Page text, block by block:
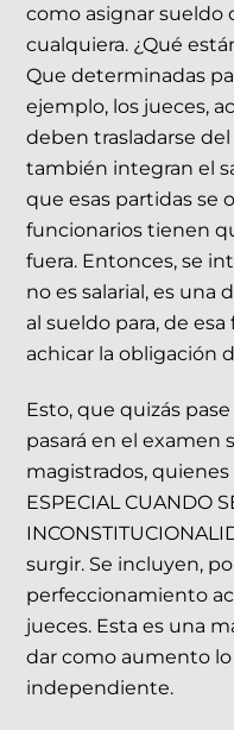
como asignar sueldo
cualquiera. ¿Qué
Que determinadas
ejemplo, los jueces,
deben trasladarse
también integran el
que esas partidas se
funcionarios tienen
fuera. Entonces, se
no es salarial, es una
al sueldo para, de
achicar la obligación
Esto, que quizás
pasará en el examen
magistrados,
ESPECIAL CUANDO
surgir. Se incluyen,
perfeccionamiento
jueces. Esta es una
dar como aumento
independiente.